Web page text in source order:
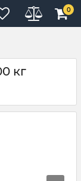
0
кг